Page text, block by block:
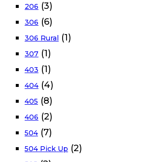
206 (3)
306 (6)
306 Rural (1)
307 (1)
403 (1)
404 (4)
405 (8)
406 (2)
504 (7)
504 Pick Up (2)